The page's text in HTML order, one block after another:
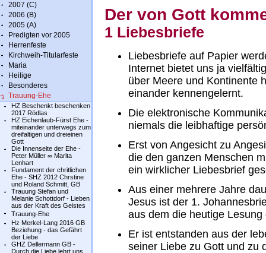
2007 (C)
2006 (B)
2005 (A)
Predigten vor 2005
Herrenfeste
Kirchweih-Titularfeste
Maria
Heilige
Besonderes
Trauung-Ehe
HZ Beschenkt beschenken
2017 Rödlas
HZ Eichenlaub-Fürst Ehe -
miteinander unterwegs zum
dreifaltigen und dreieinen
Gott
Die Innenseite der Ehe -
Peter Müller ∞ Marita
Lenhart
Fundament der chritlichen
Ehe - SHZ 2012 Chrstine
und Roland Schmitt, GB
Trauung Stefan und
Melanie Schottdorf - Lieben
aus der Kraft des Geistes
Trauung-Ehe
Hz Merkel-Lang 2016 GB
Beziehung - das Gefährt
der Liebe
GHZ Dellermann GB -
Durch die Liebe lehrt uns
Der von Gott
1 Liebesbriefe
Liebesbriefe auf Papier
Internet bietet uns ja
über Meere und Kontinente
einander kennengelernt.
Die elektronische
niemals die leibhaftige
Erst von Angesicht zu
die den ganzen Menschen
ein wirklicher Liebesbrief
Aus einer mehrere Jahre
Jesus ist der 1.
aus dem die heutige
Er ist entstanden aus der
seiner Liebe zu Gott und zu